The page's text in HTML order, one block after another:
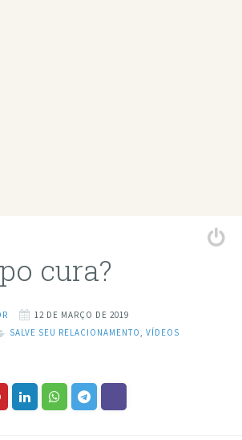
cura?
12 DE MARÇO DE 2019
SALVE SEU RELACIONAMENTO VÍDEOS